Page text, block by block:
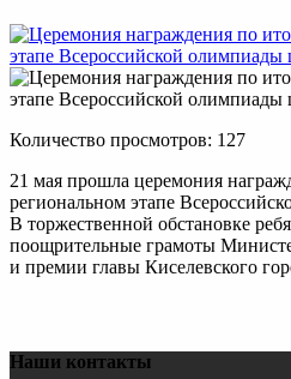
Количество просмотров: 127
21 мая прошла церемония
региональном этапе
В торжественной обстановке
поощрительные грамоты
и премии главы Киселевского
Наши контакты